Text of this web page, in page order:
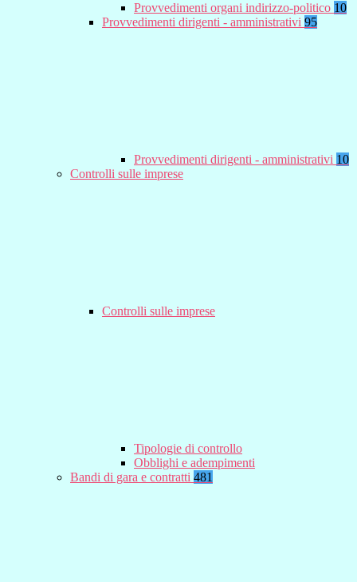
Provvedimenti organi indirizzo-politico 10
Provvedimenti dirigenti - amministrativi 95
Provvedimenti dirigenti - amministrativi 10
Controlli sulle imprese
Controlli sulle imprese
Tipologie di controllo
Obblighi e adempimenti
Bandi di gara e contratti 481